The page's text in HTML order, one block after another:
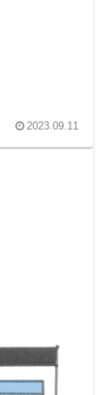
2023.09.11